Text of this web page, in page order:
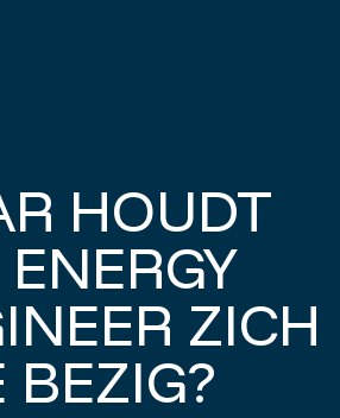
HOUDT
ZICH
BEZIG?